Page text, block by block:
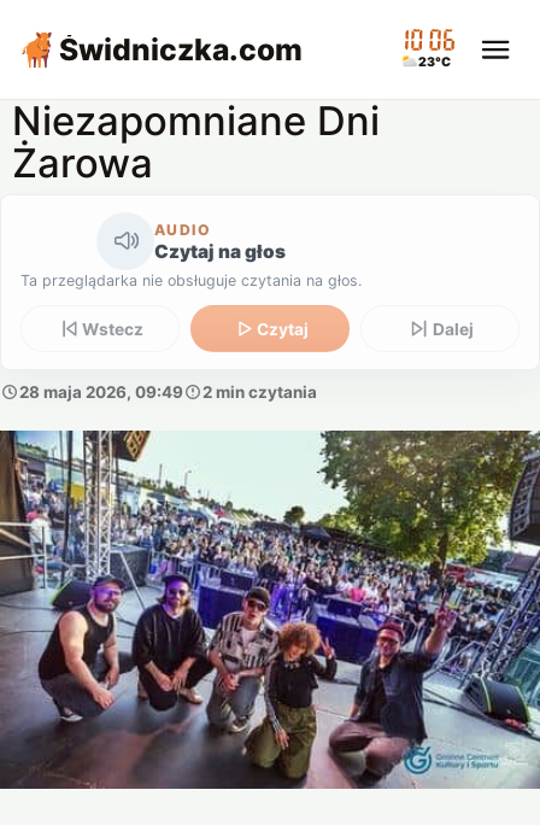
Świdniczka.com 10:06
23°C
Niezapomniane Dni
Żarowa
AUDIO
Czytaj na głos
Ta przeglądarka nie obsługuje czytania na głos.
Wstecz Czytaj Dalej
28 maja 2026, 09:49 2 min czytania